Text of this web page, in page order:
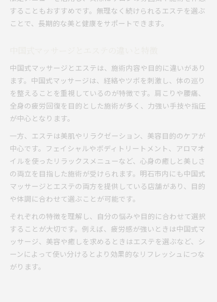
することもおすすめです。無理なく続けられるエステを選ぶ
ことで、長期的な美と健康をサポートできます。
中国式マッサージとエステは、施術内容や目的に違いがあり
ます。中国式マッサージは、経絡やツボを刺激し、体の巡り
を整えることを重視しているのが特徴です。肩こりや腰痛、
全身の疲労回復を目的とした施術が多く、力強い手技や指圧
が中心となります。
一方、エステは美肌やリラクゼーション、美容目的のケアが
中心です。フェイシャルやボディトリートメント、アロマオ
イルを使ったリラックスメニューなど、心身の癒しと美しさ
の両立を目指した施術が受けられます。明石市内にも中国式
マッサージとエステの両方を提供している店舗があり、目的
や体調に合わせて選ぶことが可能です。
それぞれの特徴を理解し、自分の悩みや目的に合わせて選択
することが大切です。例えば、疲労感が強いときは中国式マ
ッサージ、美容や癒しを求めるときはエステを選ぶなど、シ
ーンによって使い分けるとより効果的なリフレッシュにつな
がります。